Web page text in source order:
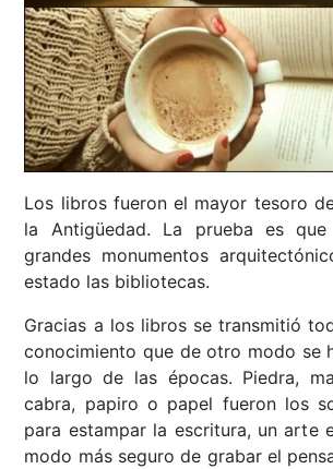
Los libros fueron el mayor tesoro
la Antigüedad. La prueba es
grandes monumentos
estado las bibliotecas.
Gracias a los libros se transmitió
conocimiento que de otro modo se
lo largo de las épocas. Piedra,
cabra, papiro o papel fueron los
para estampar la escritura, un arte
modo más seguro de grabar el